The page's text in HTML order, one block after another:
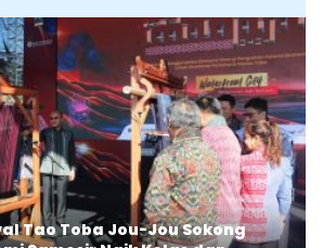
Tao Toba Jou-Jou Sokong